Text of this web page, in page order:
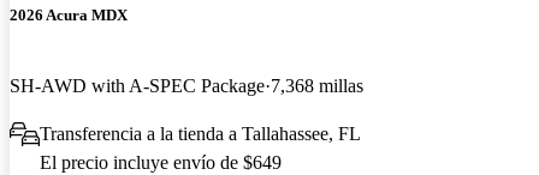
2026 Acura MDX
SH-AWD with A-SPEC Package 7,368 millas
Transferencia a la tienda a Tallahassee, FL
El precio incluye envío de $649